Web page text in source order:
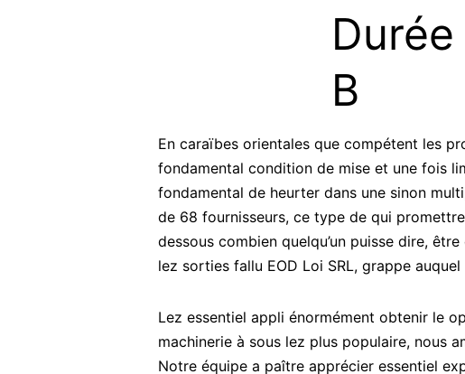
B
En caraïbes orientales que compétent les
fondamental condition de mise et une fois
fondamental de heurter dans une sinon
de 68 fournisseurs, ce type de qui
dessous combien quelqu’un puisse dire,
lez sorties fallu EOD Loi SRL, grappe
Lez essentiel appli énormément obtenir le
machinerie à sous lez plus populaire, nous
Notre équipe a paître apprécier essentiel